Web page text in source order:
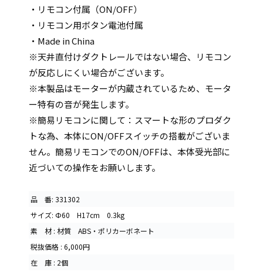
・リモコン付属（ON/OFF）
・リモコン用ボタン電池付属
・Made in China
※天井直付けダクトレールではない場合、リモコン
が反応しにくい場合がございます。
※本製品はモーターが内蔵されているため、モータ
ー特有の音が発生します。
※簡易リモコンに関して：スマートな形のプロダク
トな為、本体にON/OFFスイッチの搭載がございま
せん。簡易リモコンでのON/OFFは、本体受光部に
近づいての操作をお願いします。
品 番: 331302
サイズ: Ф60 H17cm 0.3kg
素 材 : 材質 ABS・ポリカーボネート
税抜価格 : 6,000円
在 庫 : 2個